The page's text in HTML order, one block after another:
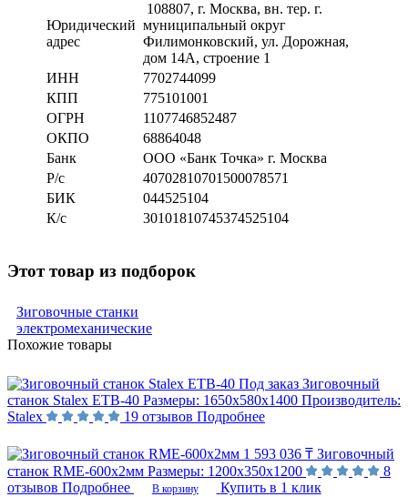
Юридический
адрес
108807, г. Москва, вн. тер. г.
муниципальный округ
Филимонковский, ул. Дорожная,
дом 14А, строение 1
ИНН
7702744099
КПП
775101001
ОГРН
1107746852487
ОКПО
68864048
Банк
ООО «Банк Точка» г. Москва
Р/с
40702810701500078571
БИК
044525104
К/с
30101810745374525104
Этот товар из подборок
Зиговочные станки
электромеханические
Похожие товары
Под заказ Зиговочный
станок Stalex ETB-40 Размеры: 1650х580х1400 Производитель:
Stalex
19 отзывов Подробнее
1 593 036 ₸ Зиговочный
станок RME-600x2мм Размеры: 1200х350х1200
8
отзывов Подробнее В корзину Купить в 1 клик